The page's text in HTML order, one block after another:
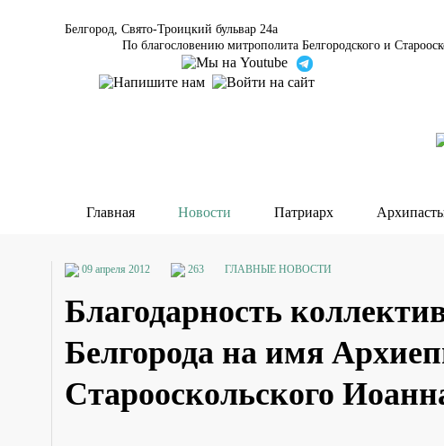
Белгород, Свято-Троицкий бульвар 24а
По благословению митрополита Белгородского и
Главная Новости Патриарх
09 апреля 2012 263 ГЛАВНЫЕ НОВОСТИ
Благодарность
Белгорода на имя
Старооскольского